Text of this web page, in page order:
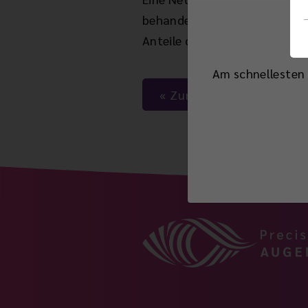
behandelt werden, um die
Anteile der Netzhaut des
Zurück
Am